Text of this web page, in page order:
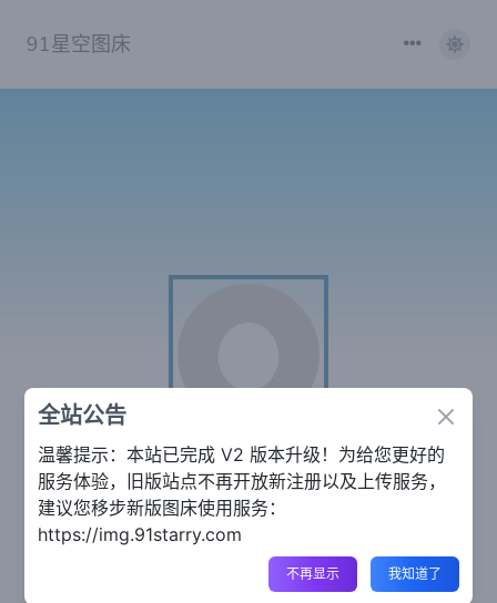
91星空图床
xfd
0 相册 •0 图片
相册 分享
全站公告 Close
温馨提示：本站已完成 V2 版本升级！为给您更好的
服务体验，旧版站点不再开放新注册以及上传服务，
建议您移步新版图床使用服务：
https://img.91starry.com
不再显示 我知道了